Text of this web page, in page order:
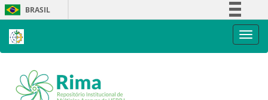
Skip
navigation
BRASIL